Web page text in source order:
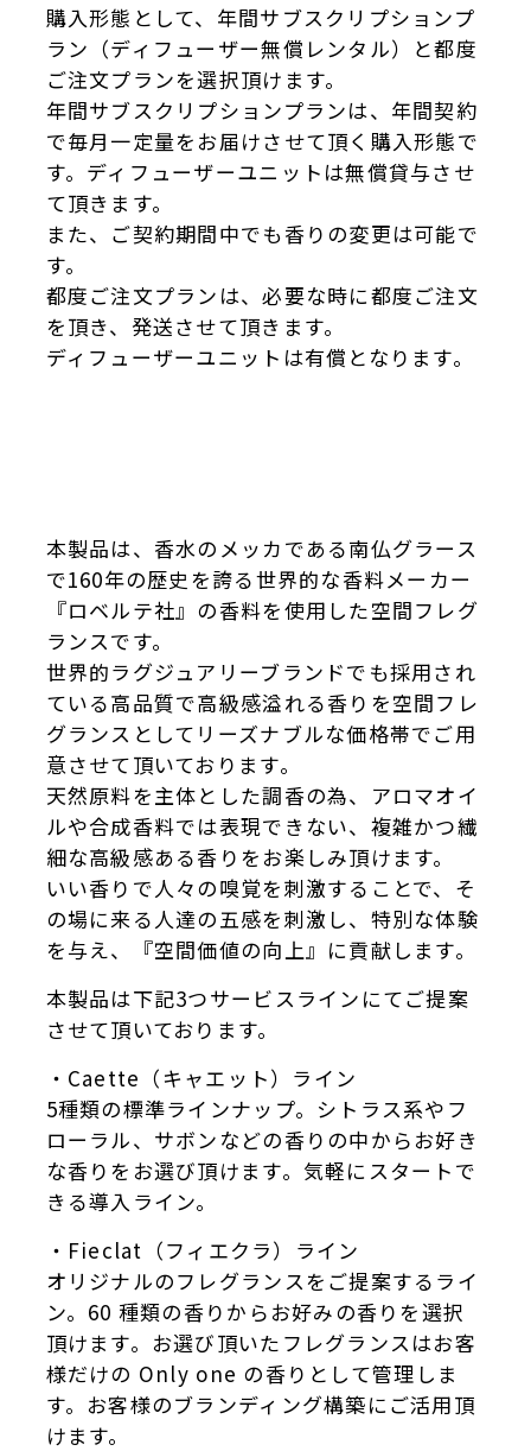
購入形態として、年間サブスクリプションプ
ラン（ディフューザー無償レンタル）と都度
ご注文プランを選択頂けます。
年間サブスクリプションプランは、年間契約
で毎月一定量をお届けさせて頂く購入形態で
す。ディフューザーユニットは無償貸与させ
て頂きます。
また、ご契約期間中でも香りの変更は可能で
す。
都度ご注文プランは、必要な時に都度ご注文
を頂き、発送させて頂きます。
ディフューザーユニットは有償となります。
本製品は、香水のメッカである南仏グラース
で160年の歴史を誇る世界的な香料メーカー
『ロベルテ社』の香料を使用した空間フレグ
ランスです。
世界的ラグジュアリーブランドでも採用され
ている高品質で高級感溢れる香りを空間フレ
グランスとしてリーズナブルな価格帯でご用
意させて頂いております。
天然原料を主体とした調香の為、アロマオイ
ルや合成香料では表現できない、複雑かつ繊
細な高級感ある香りをお楽しみ頂けます。
いい香りで人々の嗅覚を刺激することで、そ
の場に来る人達の五感を刺激し、特別な体験
を与え、『空間価値の向上』に貢献します。
本製品は下記3つサービスラインにてご提案
させて頂いております。
・Caette（キャエット）ライン
5種類の標準ラインナップ。シトラス系やフ
ローラル、サボンなどの香りの中からお好き
な香りをお選び頂けます。気軽にスタートで
きる導入ライン。
・Fieclat（フィエクラ）ライン
オリジナルのフレグランスをご提案するライ
ン。60 種類の香りからお好みの香りを選択
頂けます。お選び頂いたフレグランスはお客
様だけの Only one の香りとして管理しま
す。お客様のブランディング構築にご活用頂
けます。